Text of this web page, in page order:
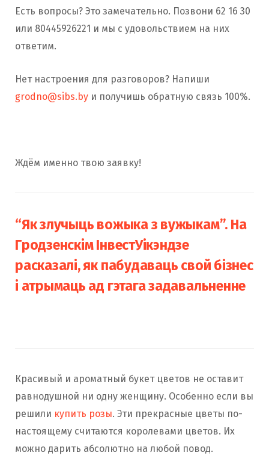
Есть вопросы? Это замечательно. Позвони 62 16 30
или 80445926221 и мы с удовольствием на них
ответим.
Нет настроения для разговоров? Напиши
grodno@sibs.by и получишь обратную связь 100%.
Ждём именно твою заявку!
“Як злучыць вожыка з вужыкам”. На
Гродзенскім ІнвестУікэндзе
расказалі, як пабудаваць свой бізнес
і атрымаць ад гэтага задавальненне
Красивый и ароматный букет цветов не оставит
равнодушной ни одну женщину. Особенно если вы
решили купить розы. Эти прекрасные цветы по-
настоящему считаются королевами цветов. Их
можно дарить абсолютно на любой повод.